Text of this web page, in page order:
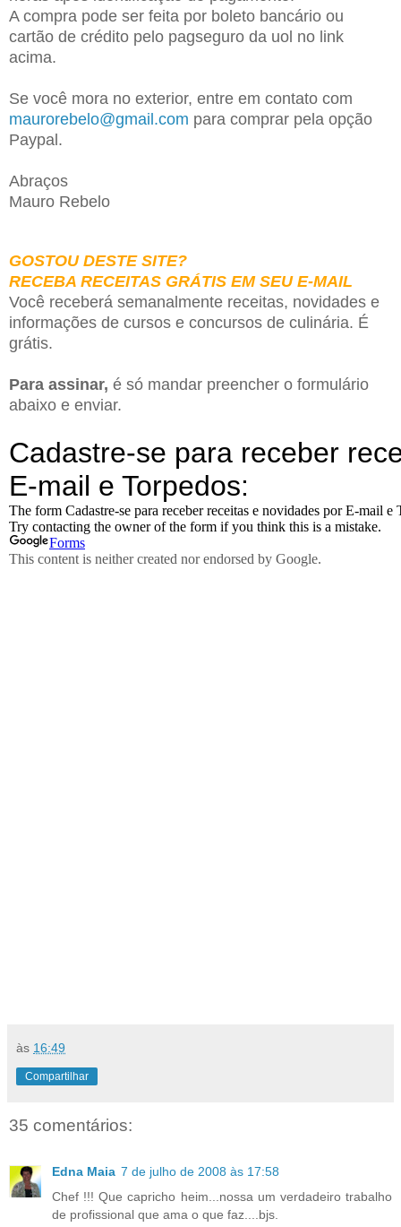
A compra pode ser feita por boleto bancário ou
cartão de crédito pelo pagseguro da uol no link
acima.
Se você mora no exterior, entre em contato com
maurorebelo@gmail.com para comprar pela opção
Paypal.
Abraços
Mauro Rebelo
GOSTOU DESTE SITE?
RECEBA RECEITAS GRÁTIS EM SEU E-MAIL
Você receberá semanalmente receitas, novidades e
informações de cursos e concursos de culinária. É
grátis.
Para assinar, é só mandar preencher o formulário
abaixo e enviar.
às 16:49
Compartilhar
35 comentários:
Edna Maia 7 de julho de 2008 às 17:58
Chef !!! Que capricho heim...nossa um verdadeiro trabalho
de profissional que ama o que faz....bjs.